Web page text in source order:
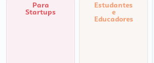
Para
Startups
Estudantes
e
Educadores